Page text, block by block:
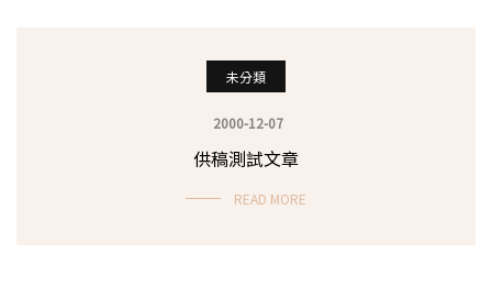
未分類
2000-12-07
供稿測試文章
READ MORE